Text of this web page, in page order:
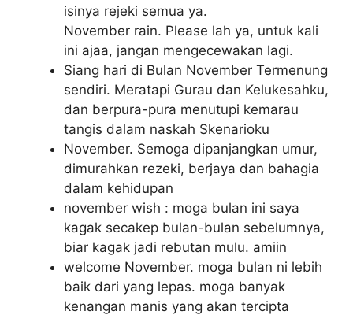
isinya rejeki semua ya.
November rain. Please lah ya, untuk kali
ini ajaa, jangan mengecewakan lagi.
Siang hari di Bulan November Termenung
sendiri. Meratapi Gurau dan Kelukesahku,
dan berpura-pura menutupi kemarau
tangis dalam naskah Skenarioku
November. Semoga dipanjangkan umur,
dimurahkan rezeki, berjaya dan bahagia
dalam kehidupan
november wish : moga bulan ini saya
kagak secakep bulan-bulan sebelumnya,
biar kagak jadi rebutan mulu. amiin
welcome November. moga bulan ni lebih
baik dari yang lepas. moga banyak
kenangan manis yang akan tercipta